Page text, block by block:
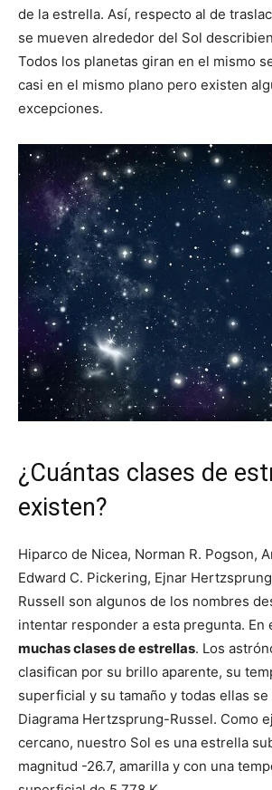
de la estrella. Así, respecto al de
se mueven alrededor del Sol
Todos los planetas giran en el mismo
casi en el mismo plano pero existen
excepciones.
¿Cuántas clases de
existen?
Hiparco de Nicea, Norman R. Pogson,
Edward C. Pickering, Ejnar
Russell son algunos de los nombres
intentar responder a esta pregunta. En
muchas clases de estrellas. Los
clasifican por su brillo aparente, su
superficial y su tamaño y todas ellas
Diagrama Hertzsprung-Russel. Como
cercano, nuestro Sol es una estrella
magnitud -26.7, amarilla y con una